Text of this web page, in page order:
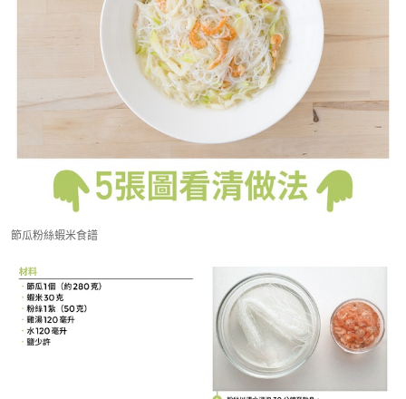
節瓜粉絲蝦米食譜